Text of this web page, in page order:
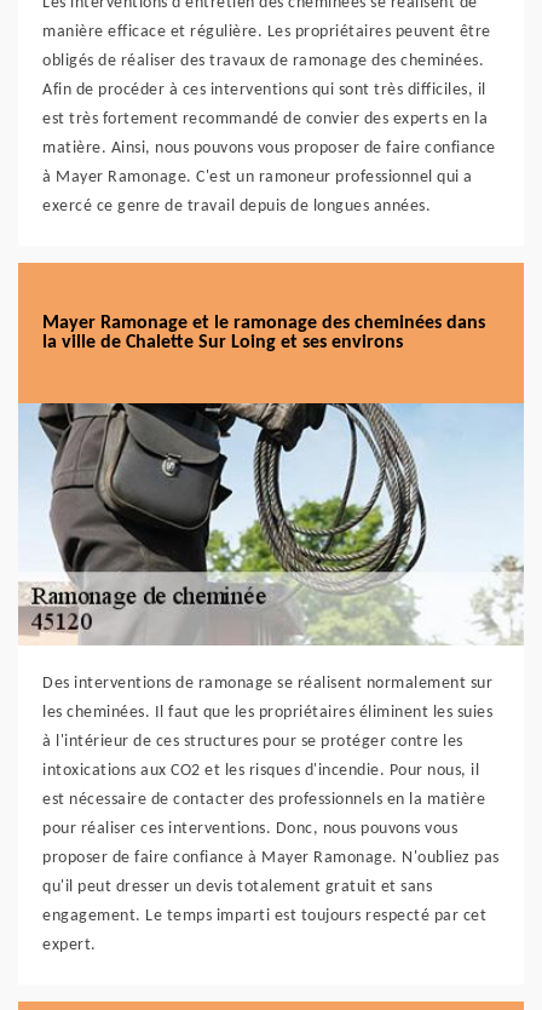
manière efficace et régulière. Les propriétaires peuvent être
obligés de réaliser des travaux de ramonage des cheminées.
Afin de procéder à ces interventions qui sont très difficiles, il
est très fortement recommandé de convier des experts en la
matière. Ainsi, nous pouvons vous proposer de faire confiance
à Mayer Ramonage. C'est un ramoneur professionnel qui a
exercé ce genre de travail depuis de longues années.
Mayer Ramonage et le ramonage des cheminées dans
la ville de Chalette Sur Loing et ses environs
Des interventions de ramonage se réalisent normalement sur
les cheminées. Il faut que les propriétaires éliminent les suies
à l'intérieur de ces structures pour se protéger contre les
intoxications aux CO2 et les risques d'incendie. Pour nous, il
est nécessaire de contacter des professionnels en la matière
pour réaliser ces interventions. Donc, nous pouvons vous
proposer de faire confiance à Mayer Ramonage. N'oubliez pas
qu'il peut dresser un devis totalement gratuit et sans
engagement. Le temps imparti est toujours respecté par cet
expert.